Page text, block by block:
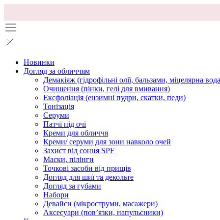
Новинки
Догляд за обличчям
Демакіяж (гідрофільні олії, бальзами, міцелярна
Очищення (пінки, гелі для вмивання)
Ексфоліація (ензимні пудри, скатки, педи)
Тонізація
Серуми
Патчі під очі
Креми для обличчя
Креми/ серуми для зони навколо очей
Захист від сонця SPF
Маски, пілінги
Точкові засоби від прищів
Догляд для шиї та декольте
Догляд за губами
Набори
Девайси (мікроструми, масажери)
Аксесуари (повʼязки, напульсники)